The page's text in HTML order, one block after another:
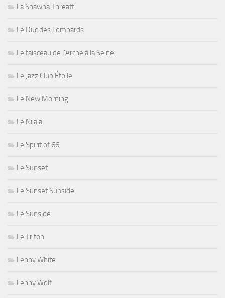
La Shawna Threatt
Le Duc des Lombards
Le faisceau de l'Arche à la Seine
Le Jazz Club Étoile
Le New Morning
Le Nilaja
Le Spirit of 66
Le Sunset
Le Sunset Sunside
Le Sunside
Le Triton
Lenny White
Lenny Wolf